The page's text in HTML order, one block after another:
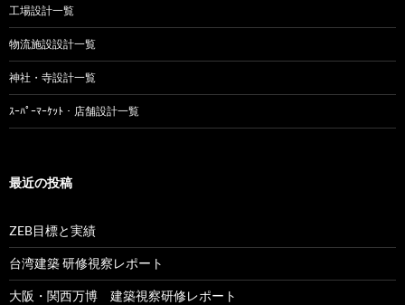
工場設計一覧
物流施設設計一覧
神社・寺設計一覧
ｽｰﾊﾟｰﾏｰｹｯﾄ・店舗設計一覧
最近の投稿
ZEB目標と実績
台湾建築 研修視察レポート
大阪・関西万博 建築視察研修レポート